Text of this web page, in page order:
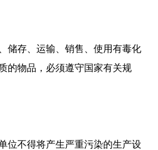
存、运输、销售、使用有毒化
的物品，必须遵守国家有关规
不得将产生严重污染的生产设